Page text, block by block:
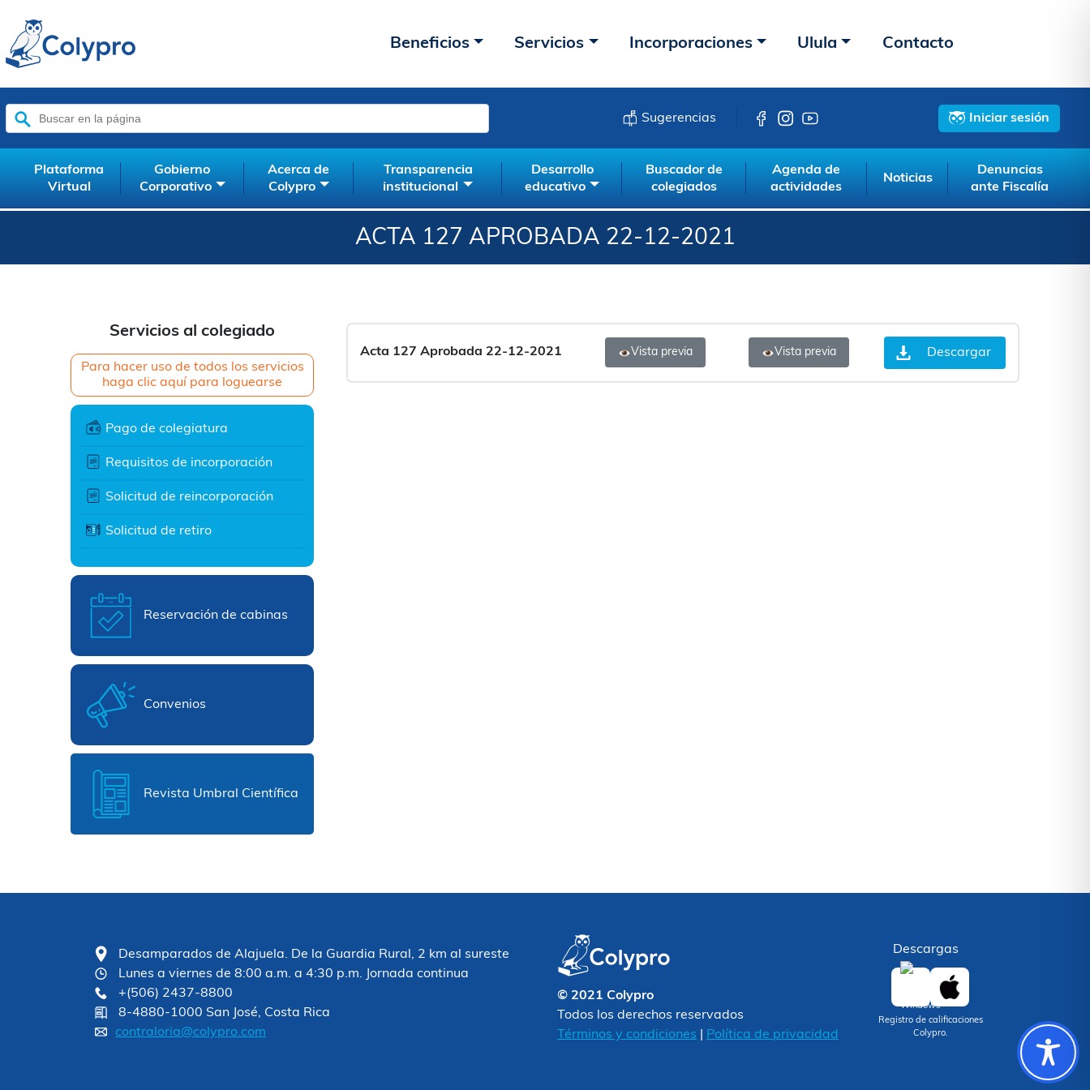
Beneficios Servicios Incorporaciones Ulula Contacto
Buscar:
Sugerencias Iniciar sesión
Plataforma
Virtual
Gobierno
Corporativo
Acerca de
Colypro
Transparencia
institucional
Desarrollo
educativo
Buscador de
colegiados
Agenda de
actividades
Noticias
Denuncias
ante Fiscalía
ACTA 127 APROBADA 22-12-2021
Servicios al colegiado
Para hacer uso de todos los servicios
haga clic aquí para loguearse
Pago de colegiatura
Requisitos de incorporación
Solicitud de reincorporación
Solicitud de retiro
Reservación de cabinas
Convenios
Revista Umbral Científica
Acta 127 Aprobada 22-12-2021 Vista previa Vista previa Descargar
Desamparados de Alajuela. De la Guardia Rural, 2 km al sureste
Lunes a viernes de 8:00 a.m. a 4:30 p.m. Jornada continua
+(506) 2437-8800
8-4880-1000 San José, Costa Rica
contraloria@colypro.com
© 2021 Colypro
Todos los derechos reservados
Términos y condiciones
Política de privacidad
Descargas
Registro de calificaciones
Colypro.